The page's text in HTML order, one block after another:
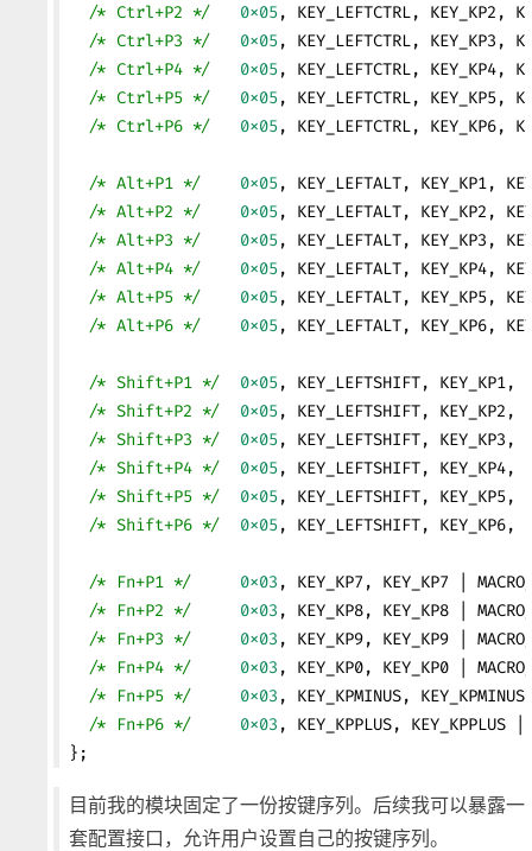
  /* Ctrl+P2 */
   0x05
, KEY_LEFTCTRL, KEY_KP2,
  /* Ctrl+P3 */
   0x05
, KEY_LEFTCTRL, KEY_KP3,
  /* Ctrl+P4 */
   0x05
, KEY_LEFTCTRL, KEY_KP4,
  /* Ctrl+P5 */
   0x05
, KEY_LEFTCTRL, KEY_KP5,
  /* Ctrl+P6 */
   0x05
, KEY_LEFTCTRL, KEY_KP6,
  /* Alt+P1 */
    0x05
, KEY_LEFTALT, KEY_KP1,
  /* Alt+P2 */
    0x05
, KEY_LEFTALT, KEY_KP2,
  /* Alt+P3 */
    0x05
, KEY_LEFTALT, KEY_KP3,
  /* Alt+P4 */
    0x05
, KEY_LEFTALT, KEY_KP4,
  /* Alt+P5 */
    0x05
, KEY_LEFTALT, KEY_KP5,
  /* Alt+P6 */
    0x05
, KEY_LEFTALT, KEY_KP6,
  /* Shift+P1 */
  0x05
, KEY_LEFTSHIFT, KEY_KP1,
  /* Shift+P2 */
  0x05
, KEY_LEFTSHIFT, KEY_KP2,
  /* Shift+P3 */
  0x05
, KEY_LEFTSHIFT, KEY_KP3,
  /* Shift+P4 */
  0x05
, KEY_LEFTSHIFT, KEY_KP4,
  /* Shift+P5 */
  0x05
, KEY_LEFTSHIFT, KEY_KP5,
  /* Shift+P6 */
  0x05
, KEY_LEFTSHIFT, KEY_KP6,
  /* Fn+P1 */
     0x03
, KEY_KP7, KEY_KP7 |
  /* Fn+P2 */
     0x03
, KEY_KP8, KEY_KP8 |
  /* Fn+P3 */
     0x03
, KEY_KP9, KEY_KP9 |
  /* Fn+P4 */
     0x03
, KEY_KP0, KEY_KP0 |
  /* Fn+P5 */
     0x03
, KEY_KPMINUS,
  /* Fn+P6 */
     0x03
, KEY_KPPLUS, KEY_KPPLUS |
};
目前我的模块固定了一份按键序列。后续我可以暴露一
套配置接口，允许用户设置自己的按键序列。